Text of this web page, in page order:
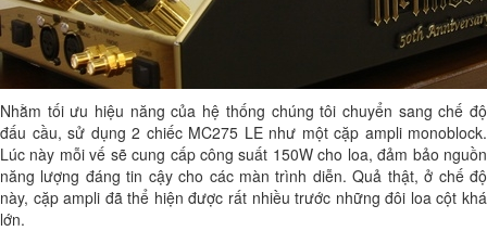
Nhằm tối ưu hiệu năng của hệ thống chúng tôi chuyển sang chế độ
đấu cầu, sử dụng 2 chiếc MC275 LE như một cặp ampli monoblock.
Lúc này mỗi vế sẽ cung cấp công suất 150W cho loa, đảm bảo nguồn
năng lượng đáng tin cậy cho các màn trình diễn. Quả thật, ở chế độ
này, cặp ampli đã thể hiện được rất nhiều trước những đôi loa cột khá
lớn.